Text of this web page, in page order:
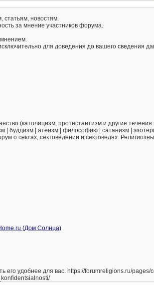
статьям, новостям.
за мнение участников форума.
мнением.
для доведения до вашего сведения
(католицизм, протестантизм и другие течения
буддизм | атеизм | философию | сатанизм |
о сектах, сектоведении и сектоведах.
удобнее для вас. https://forumreligions.ru/pages/